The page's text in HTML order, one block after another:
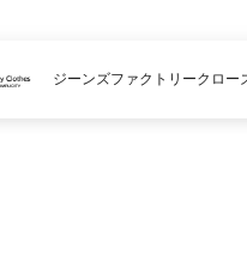
ジーンズファクトリークロー